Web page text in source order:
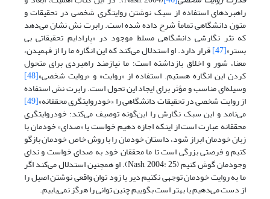
راهبردهای استفاده از سبک نوشتن روایتگری شخصی در تحقیقات و
متون دانشگاهی تماماً شرح داده شده است. رابرت نش نشان می‌دهد
که نثر نگارشی دانشگاهی مسلط موجود در «پارادایم تحقیقاتی بی
بستر»[47] قرار دارد. او استدلال می‌کند که این انگاره ما را از فهمیدن،
معنا، شور و اخلاق بازداشته است؛ ما نیازمند راهبردی برای متحول
کردن این انگاره هستیم. استفاده از «روایت» و «روایت شخصی»[48]
وسیله‌ای مناسب و مؤثر برای ایجاد این تحول است. رابرت نش استفاده
از روایت شخصی در تحقیقات دانشگاهی را «خودروایتگری محققانه»[49]
می‌نامد و این سبک نگارش را این‌گونه توصیف می‌کند: خودروایتگری
محققانه عبارت است از اینکه اجازه دهیم خواست یا «صدای» خودمان با
زبان خودمان ابراز شود، داستان خودمان را با روش خاص خودمان بازگو
کنیم و فرصتی بزرگی است تا ما محققان خود به صدای خواست و ندای
وجودمان گوش کنیم (Nash, 2004: 25). او همچنین استدلال می‌کند اگر
ما به روایت خودمان توجهی نکنیم دیر یا زود توان واقعی نوشتن اصیل را
از دست می‌دهیم یا بهتر است بگوییم چنین توانی را هرگز نمی‌یابیم.